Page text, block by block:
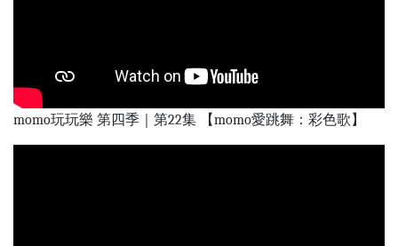
momo玩玩樂 第四季｜第22集 【momo愛跳舞：彩色歌】